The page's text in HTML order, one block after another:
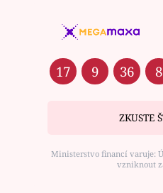
17 9 36 8
ZKUSTE
Ministerstvo financí varuje:
vzniknout